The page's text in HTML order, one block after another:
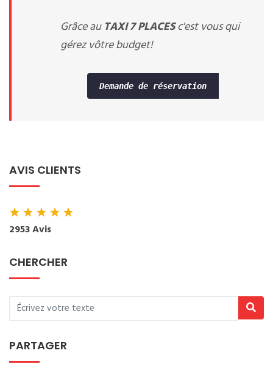
Grâce au TAXI 7 PLACESc'est vous qui
gérez vôtre budget!
Demande de réservation
AVIS CLIENTS
★★★★★
2953 Avis
CHERCHER
PARTAGER